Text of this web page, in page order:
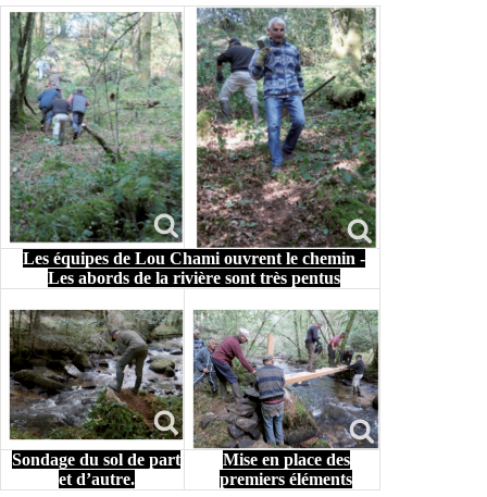
Les équipes de Lou Chami ouvrent le chemin -
Les abords de la rivière sont très pentus
Sondage du sol de part
et d’autre.
Mise en place des
premiers éléments